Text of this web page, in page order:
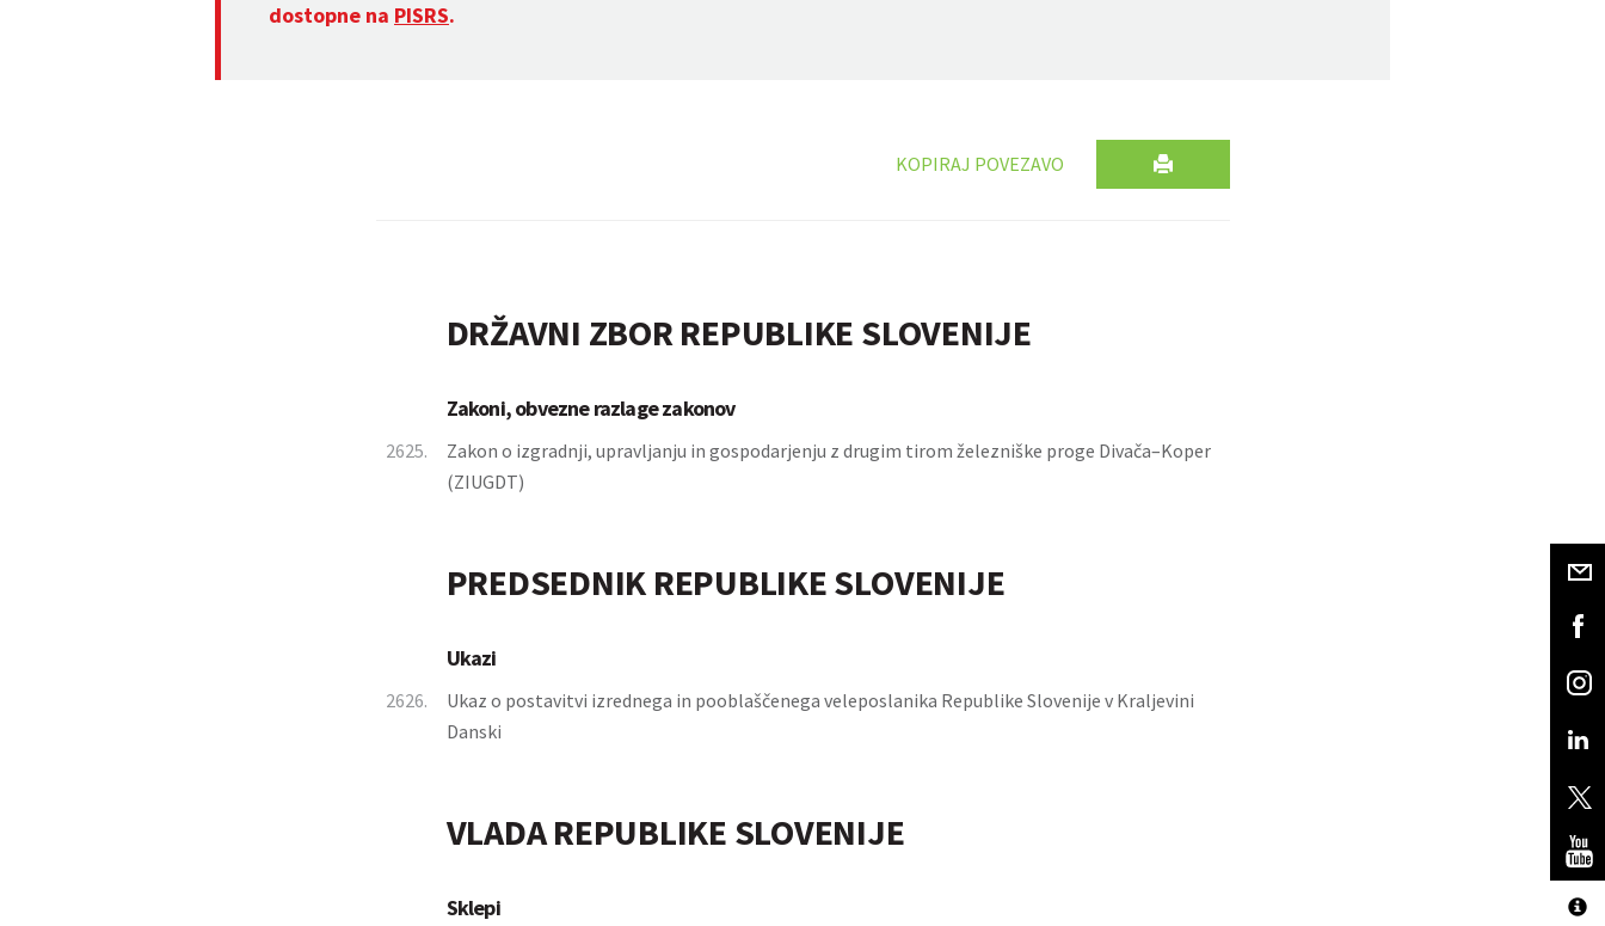
dostopne na PISRS.
KOPIRAJ POVEZAVO
DRŽAVNI ZBOR REPUBLIKE SLOVENIJE
Zakoni, obvezne razlage zakonov
2625.
Zakon o izgradnji, upravljanju in gospodarjenju z drugim tirom železniške proge Divača–Koper
(ZIUGDT)
PREDSEDNIK REPUBLIKE SLOVENIJE
Ukazi
2626.
Ukaz o postavitvi izrednega in pooblaščenega veleposlanika Republike Slovenije v Kraljevini
Danski
VLADA REPUBLIKE SLOVENIJE
Sklepi